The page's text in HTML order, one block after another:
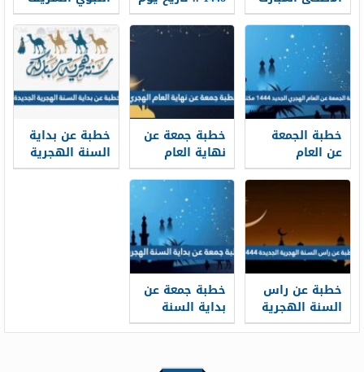
قصيرة مكتوبة
ومشكولة 1448-
2026
عرفة 2026 1448 PDF
خطبة الجمعة
عن العام
الهجري الجديد
1448 مكتوبة
خطبة جمعة عن
نهاية العام
الهجري 1448
مكتوبة
خطبة عن بداية
السنة الهجرية
الجديدة 1448
خطبة عن راس
السنة الهجرية
الجديدة 1448
خطبة جمعة عن
بداية السنة
الهجرية 1448